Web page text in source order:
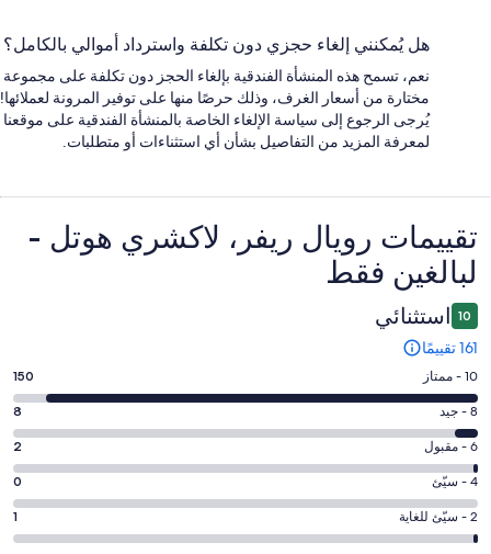
هل يُمكنني إلغاء حجزي دون تكلفة واسترداد أموالي بالكامل؟
نعم، تسمح هذه المنشأة الفندقية بإلغاء الحجز دون تكلفة على مجموعة
مختارة من أسعار الغرف، وذلك حرصًا منها على توفير المرونة لعملائها!
يُرجى الرجوع إلى سياسة الإلغاء الخاصة بالمنشأة الفندقية على موقعنا
لمعرفة المزيد من التفاصيل بشأن أي استثناءات أو متطلبات.
التقييمات تقييمات ⁦رويال ريفر، لاكشري هوتل -
لبالغين فقط⁩
10 استثنائي
161 تقييمًا
درجة
التصنيف
10
-
ممتاز.
150
من
أصل
10 - ممتاز 150
درجة
التصنيف
8
-
جيد.
8
8 - جيد 8
درجة
التصنيف
6
-
مقبول.
6 - مقبول 2
درجة
التصنيف
4
4 - سيّئ 0
درجة
التصنيف
2 - سيّئ للغاية 1